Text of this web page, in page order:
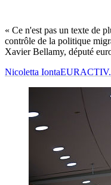
« Ce n'est pas un texte de
contrôle de la politique
Xavier Bellamy, député
Nicoletta Ionta